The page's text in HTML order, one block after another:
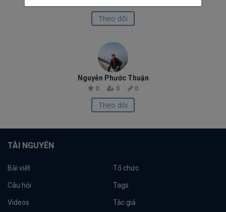
Theo dõi
Nguyễn Phước Thuận
0 0 0
Theo dõi
TÀI NGUYÊN
Bài viết Tổ chức
Câu hỏi Tags
Videos Tác giả